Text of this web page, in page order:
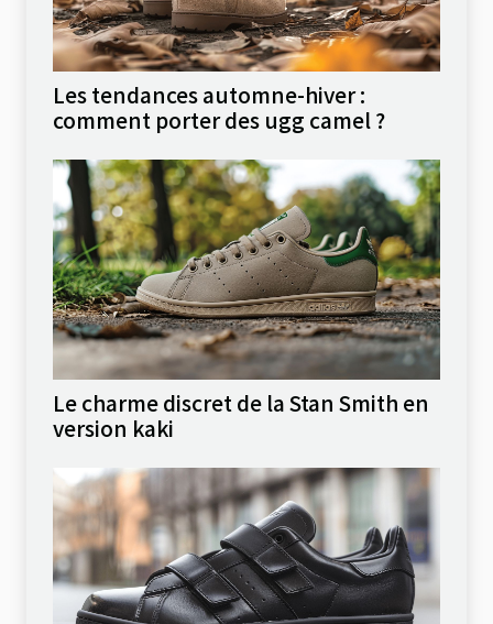
Les tendances automne-hiver :
comment porter des ugg camel ?
Le charme discret de la Stan Smith en
version kaki